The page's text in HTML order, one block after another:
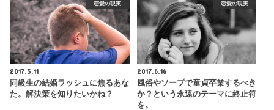
恋愛の現実
2017.5.11
同級生の結婚ラッシュに焦るあな
た。解決策を知りたいかね？
恋愛の現実
2017.6.16
風俗やソープで童貞卒業するべき
か？という永遠のテーマに終止符
を。